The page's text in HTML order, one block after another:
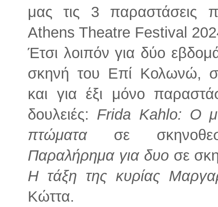
μας τις 3 παραστάσεις
Athens Theatre Festival
Έτσι λοιπόν για δύο
σκηνή του Επί Κολωνώ,
και για έξι μόνο
δουλειές: Frida Kahlo: O
πτώματα σε
Παραλήρημα για δυοσε
Η τάξη της κυρίας
Κώττα.